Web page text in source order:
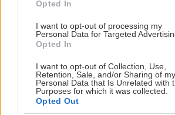
Opted In
I want to opt-out of processing my
Personal Data for Targeted
Opted In
I want to opt-out of Collection, Use,
Retention, Sale, and/or Sharing of my
Personal Data that Is Unrelated with
Purposes for which it was collected.
Opted Out